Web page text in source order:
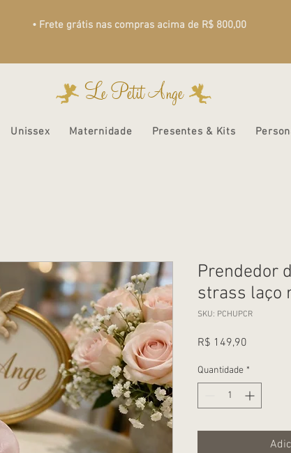
• Frete grátis nas compras acima de R$ 800,00
Le Petit Ange
Unissex Maternidade Presentes & Kits
Prendedor
strass laço
SKU: PCHUPCR
R$ 149,90
Quantidade *